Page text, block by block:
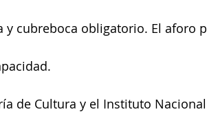
y cubreboca obligatorio. El aforo
de Cultura y el Instituto